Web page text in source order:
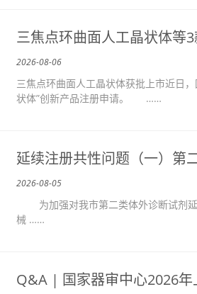
三焦点环曲面人工晶状体等
2026-08-06
三焦点环曲面人工晶状体获批上市近日
状体”创新产品注册申请。 ……
延续注册共性问题（一）第
2026-08-05
为加强对我市第二类体外诊断试剂延
械 ……
Q&A | 国家器审中心2026年